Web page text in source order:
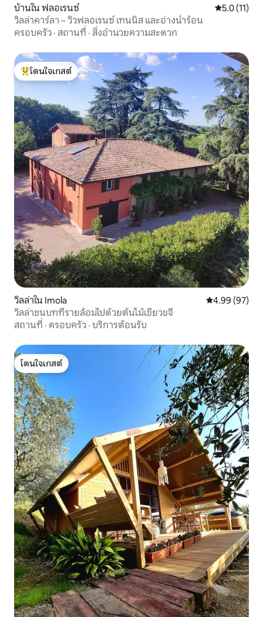
บ้านใน ฟลอเรนซ์ คะแนนเฉลี่ย
5.0 (11)
วิลล่าคาร์ลา – วิวฟลอเรนซ์ เทนนิส และอ่างน้ำร้อน
ครอบครัว · สถานที่ · สิ่งอำนวยความสะดวก
โดนใจเกสต์ที่สุด
โดนใจเกสต์
วิลล่าใน Imola คะแนนเฉลี่ย
4.99 (97)
วิลล่าชนบทที่รายล้อมไปด้วยต้นไม้เขียวขจี
สถานที่ · ครอบครัว · บริการต้อนรับ
โดนใจเกสต์
โดนใจเกสต์